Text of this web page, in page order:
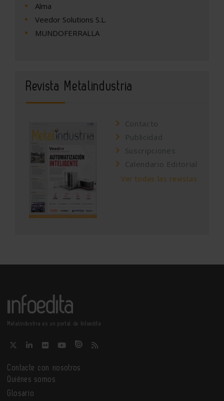
Alma
Veedor Solutions S.L.
MUNDOFERRALLA
Revista Metalindustria
Contacto
Publicidad
Suscripciones
Calendario Editorial
Ver todas las revistas
Metalindustria es un portal de Infoedita
Contacte con nosotros
Quiénes somos
Glosario